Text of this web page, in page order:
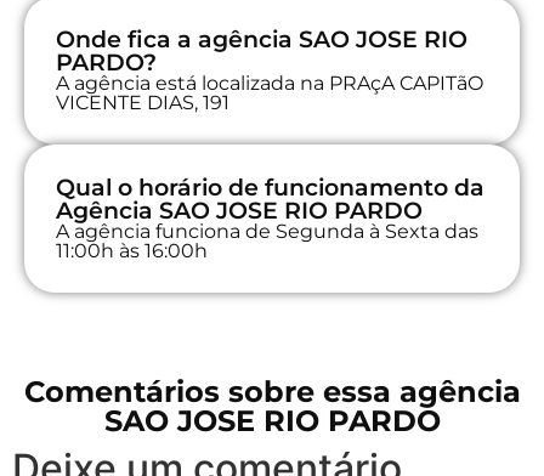
Onde fica a agência SAO JOSE RIO
PARDO?
A agência está localizada na PRAçA CAPITãO
VICENTE DIAS, 191
Qual o horário de funcionamento da
Agência SAO JOSE RIO PARDO
A agência funciona de Segunda à Sexta das
11:00h às 16:00h
Comentários sobre essa agência
SAO JOSE RIO PARDO